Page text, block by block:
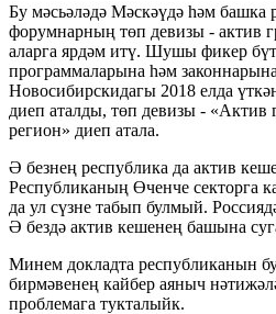
Бу мәсьәләдә Мәскәүдә һәм башка
форумнарның төп девизы - актив
аларга ярдәм итү. Шушы фикер
программаларына һәм
Новосибирскидагы 2018 елда
диеп аталды, төп девизы -
регион» диеп атала.
Ә безнең республика да актив
Республиканың Өченче секторга
да ул сүзне табып булмый.
Ә бездә актив кешенең башына
Минем докладта республиканын
бирмәвенең кайбер аяныч
проблемага тукталыйк.